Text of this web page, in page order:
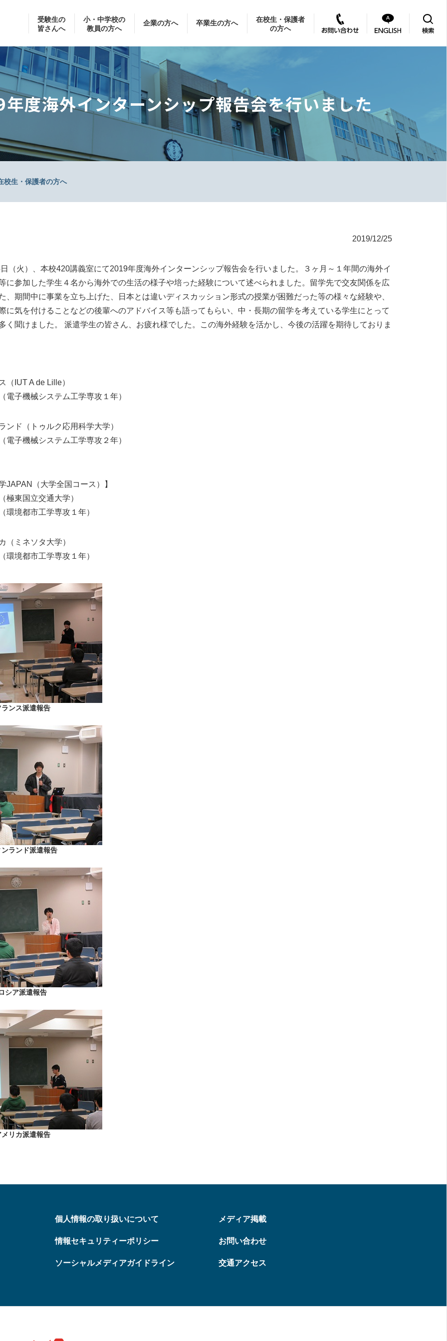
受験生の
皆さんへ
小・中学校の
教員の方へ
企業の方へ 卒業生の方へ
在校生・保護者
の方へ
度海外インターンシップ報告会を行いました
校生・保護者の方へ
2019/12/25
（火）、本校420講義室にて2019年度海外インターンシップ報告会を行いました。３ヶ月～１年間の海外イ
に参加した学生４名から海外での生活の様子や培った経験について述べられました。留学先で交友関係を広
、期間中に事業を立ち上げた、日本とは違いディスカッション形式の授業が困難だった等の様々な経験や、
に気を付けることなどの後輩へのアドバイス等も語ってもらい、中・長期の留学を考えている学生にとって
く聞けました。 派遣学生の皆さん、お疲れ様でした。この海外経験を活かし、今後の活躍を期待しておりま
（IUT A de Lille）
子機械システム工学専攻１年）
ンド（トゥルク応用科学大学）
子機械システム工学専攻２年）
JAPAN（大学全国コース）】
極東国立交通大学）
境都市工学専攻１年）
（ミネソタ大学）
境都市工学専攻１年）
ランス派遣報告
ンランド派遣報告
シア派遣報告
メリカ派遣報告
個人情報の取り扱いについて
情報セキュリティーポリシー
ソーシャルメディアガイドライン
メディア掲載
お問い合わせ
交通アクセス